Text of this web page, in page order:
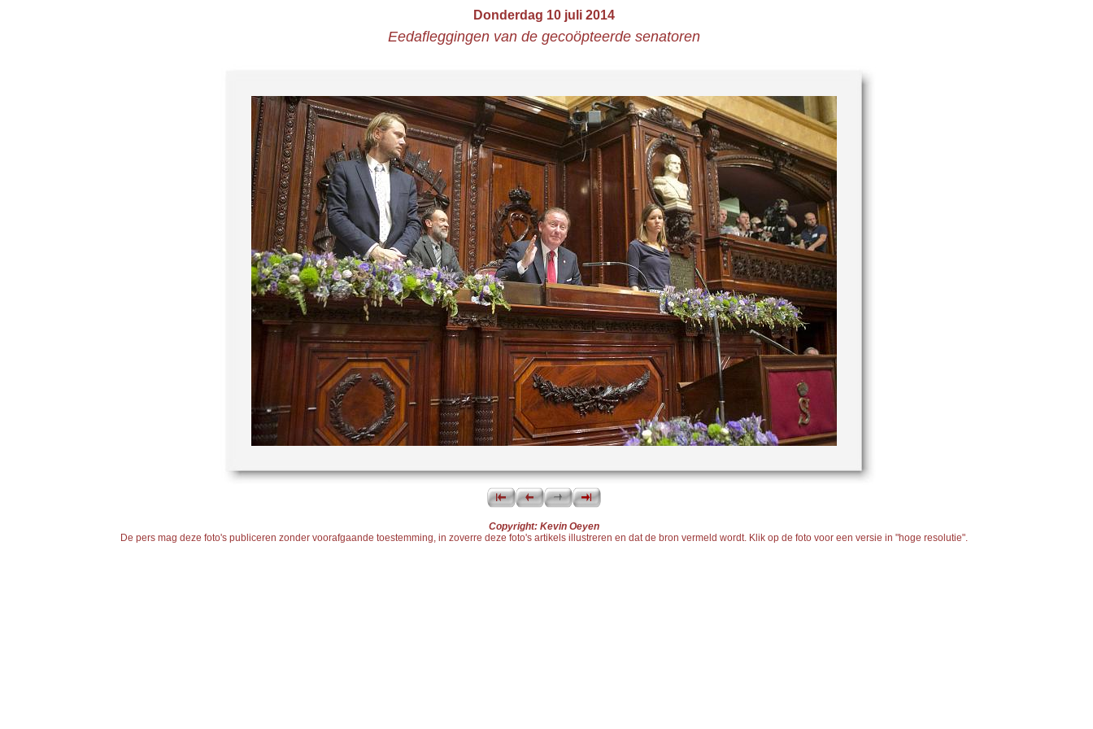
Donderdag 10 juli 2014
Eedafleggingen van de gecoöpteerde senatoren
Copyright: Kevin Oeyen
De pers mag deze foto's publiceren zonder voorafgaande toestemming, in zoverre deze foto's artikels illustreren en dat de bron vermeld wordt. Klik op de foto voor een versie in "hoge resolutie".